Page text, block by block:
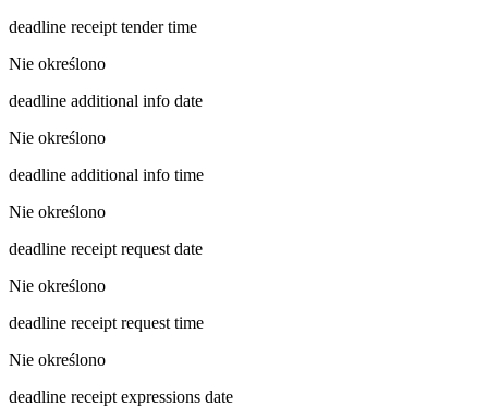
deadline receipt tender time
Nie określono
deadline additional info date
Nie określono
deadline additional info time
Nie określono
deadline receipt request date
Nie określono
deadline receipt request time
Nie określono
deadline receipt expressions date